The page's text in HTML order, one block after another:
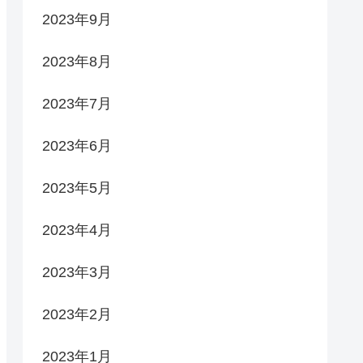
2023年9月
2023年8月
2023年7月
2023年6月
2023年5月
2023年4月
2023年3月
2023年2月
2023年1月